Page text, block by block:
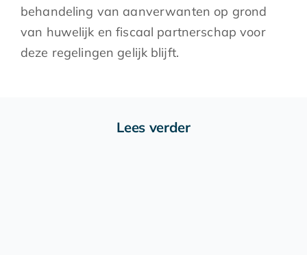
behandeling van aanverwanten op grond
van huwelijk en fiscaal partnerschap voor
deze regelingen gelijk blijft.
Lees verder